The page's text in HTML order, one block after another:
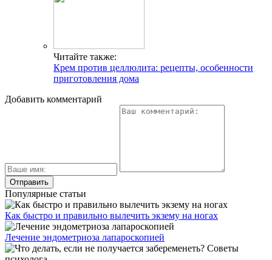
Читайте также:
Крем против целлюлита: рецепты, особенности
приготовления дома
Добавить комментарий
Популярные статьи
Как быстро и правильно вылечить экзему на ногах
Лечение эндометриоза лапароскопией